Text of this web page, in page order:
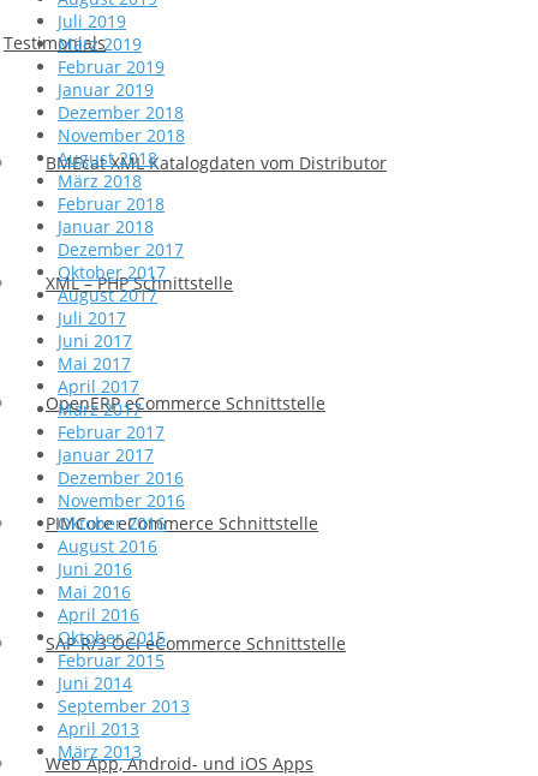
Testimonials
BMEcat XML Katalogdaten vom Distributor
XML – PHP Schnittstelle
OpenERP eCommerce Schnittstelle
PIMCore eCommerce Schnittstelle
SAP R/3 OCI eCommerce Schnittstelle
Web App, Android- und iOS Apps
Juli 2019
März 2019
Februar 2019
Januar 2019
Dezember 2018
November 2018
August 2018
März 2018
Februar 2018
Januar 2018
Dezember 2017
Oktober 2017
August 2017
Juli 2017
Juni 2017
Mai 2017
April 2017
März 2017
Februar 2017
Januar 2017
Dezember 2016
November 2016
Oktober 2016
August 2016
Juni 2016
Mai 2016
April 2016
Oktober 2015
Februar 2015
Juni 2014
September 2013
April 2013
März 2013